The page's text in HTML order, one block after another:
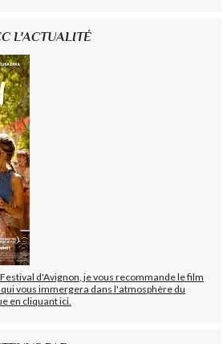
L'ACTUALITÉ
d'Avignon, je vous recommande le film
vous immergera dans l'atmosphère du
en cliquant ici.